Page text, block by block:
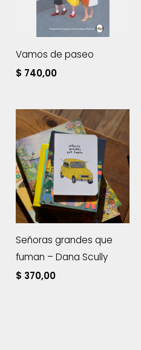
Vamos de paseo
$ 740,00
Señoras grandes que
fuman – Dana Scully
$ 370,00